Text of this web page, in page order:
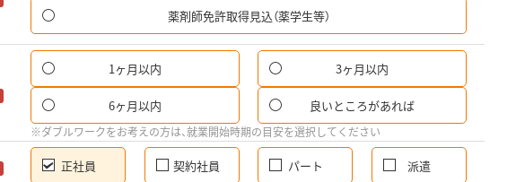
薬剤師免許取得見込（薬学生等）
1ヶ月以内 3ヶ月以内
6ヶ月以内 良いところがあれば
※ダブルワークをお考えの方は、就業開始時期の目安を選択してください
正社員 契約社員 パート 派遣